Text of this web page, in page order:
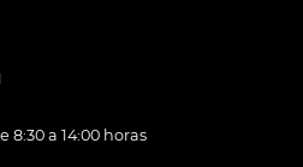
8:30 a 14:00 horas